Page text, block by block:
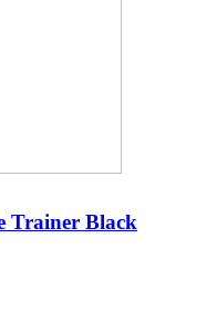
Trainer Black